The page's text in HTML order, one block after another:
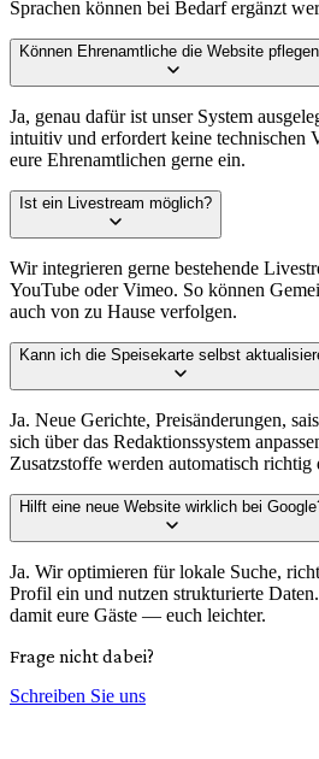
Sprachen können bei Bedarf ergänzt
Können Ehrenamtliche die Website
Ja, genau dafür ist unser System
intuitiv und erfordert keine technischen
eure Ehrenamtlichen gerne ein.
Ist ein Livestream möglich?
Wir integrieren gerne bestehende
YouTube oder Vimeo. So können
auch von zu Hause verfolgen.
Kann ich die Speisekarte selbst
Ja. Neue Gerichte, Preisänderungen,
sich über das Redaktionssystem
Zusatzstoffe werden automatisch richtig
Hilft eine neue Website wirklich bei
Ja. Wir optimieren für lokale Suche,
Profil ein und nutzen strukturierte
damit eure Gäste — euch leichter.
Frage nicht dabei?
Schreiben Sie uns